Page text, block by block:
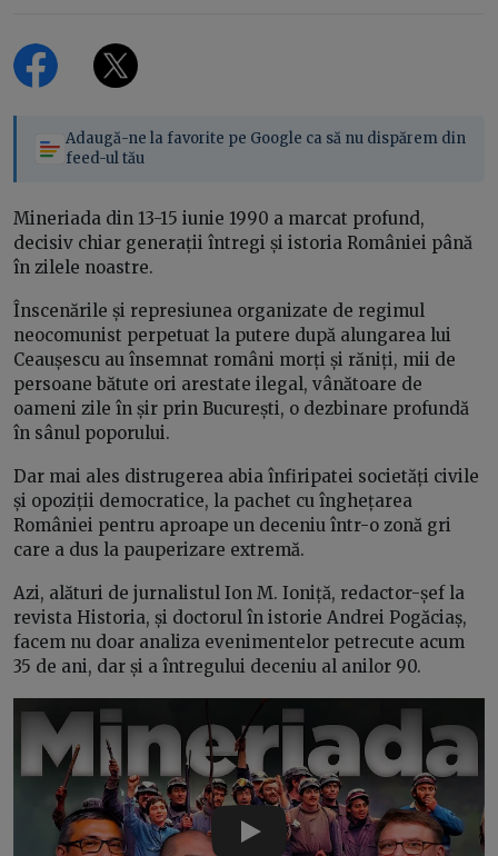
Adaugă-ne la favorite pe Google ca să nu dispărem din
feed-ul tău
Mineriada din 13-15 iunie 1990 a marcat profund,
decisiv chiar generații întregi și istoria României până
în zilele noastre.
Înscenările și represiunea organizate de regimul
neocomunist perpetuat la putere după alungarea lui
Ceaușescu au însemnat români morți și răniți, mii de
persoane bătute ori arestate ilegal, vânătoare de
oameni zile în șir prin București, o dezbinare profundă
în sânul poporului.
Dar mai ales distrugerea abia înfiripatei societăți civile
și opoziții democratice, la pachet cu înghețarea
României pentru aproape un deceniu într-o zonă gri
care a dus la pauperizare extremă.
Azi, alături de jurnalistul Ion M. Ioniță, redactor-șef la
revista Historia, și doctorul în istorie Andrei Pogăciaș,
facem nu doar analiza evenimentelor petrecute acum
35 de ani, dar și a întregului deceniu al anilor 90.
Play